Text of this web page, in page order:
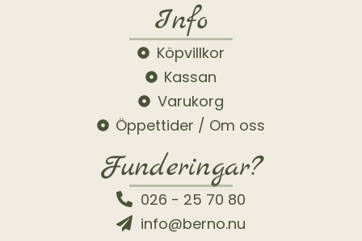
Info
Köpvillkor
Kassan
Varukorg
Öppettider / Om oss
Funderingar?
026 - 25 70 80
info@berno.nu